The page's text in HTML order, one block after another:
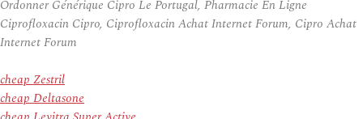
Ordonner Générique Cipro Le Portugal, Pharmacie En Ligne
Ciprofloxacin Cipro, Ciprofloxacin Achat Internet Forum, Cipro Achat
Internet Forum
cheap Zestril
cheap Deltasone